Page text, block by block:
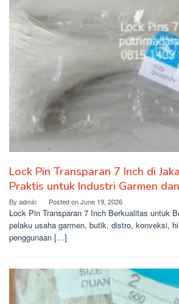
Lock Pin Transparan 7 Inch di
Praktis untuk Industri Garmen
By admin Posted onJune 19, 2026
Lock Pin Transparan 7 Inch Berkualitas untuk
pelaku usaha garmen, butik, distro, konveksi,
penggunaan […]